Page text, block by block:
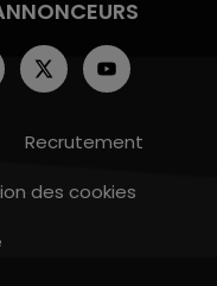
Recrutement
des cookies